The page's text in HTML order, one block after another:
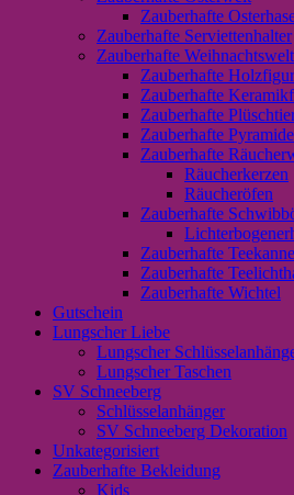
Zauberhafte
Zauberhafte Serviettenhalter
Zauberhafte Weihnachtswelt
Zauberhafte
Zauberhafte
Zauberhafte
Zauberhafte
Zauberhafte
Räucherkerzen
Räucheröfen
Zauberhafte
Zauberhafte
Zauberhafte
Zauberhafte Wichtel
Gutschein
Lungscher Liebe
Lungscher
Lungscher Taschen
SV Schneeberg
Schlüsselanhänger
SV Schneeberg Dekoration
Unkategorisiert
Zauberhafte Bekleidung
Kids